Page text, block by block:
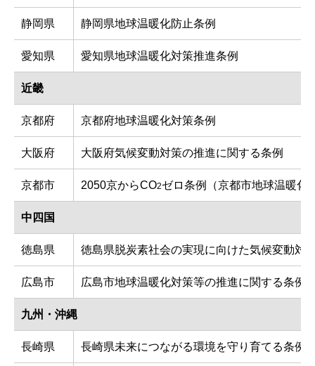
静岡県 静岡県地球温暖化防止条例
愛知県 愛知県地球温暖化対策推進条例
近畿
京都府 京都府地球温暖化対策条例
大阪府 大阪府気候変動対策の推進に関する条例
京都市 2050京からCO2ゼロ条例（京都市地球温暖化
中四国
徳島県 徳島県脱炭素社会の実現に向けた気候変動対
広島市 広島市地球温暖化対策等の推進に関する条例
九州・沖縄
長崎県 長崎県未来につながる環境を守り育てる条例